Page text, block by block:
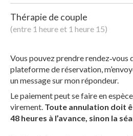
Thérapie de couple
(entre 1 heure et 1 heure 15)
Vous pouvez prendre rendez‑vous
plateforme de réservation,
un message sur mon répondeur.
Le paiement peut se faire en
virement. Toute annulation doit
48 heures à l’avance, sinon la